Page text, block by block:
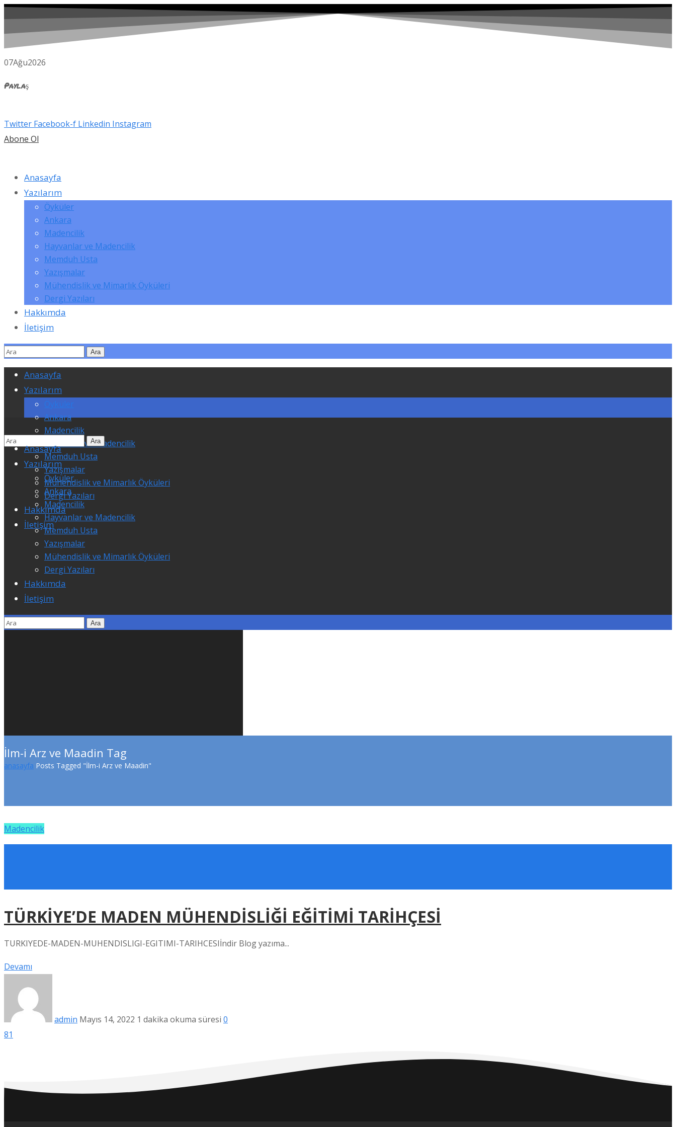
07Ağu2026
Paylaş
Twitter Facebook-f Linkedin Instagram
Abone Ol
Anasayfa
Yazılarım
Öyküler
Ankara
Madencilik
Hayvanlar ve Madencilik
Memduh Usta
Yazışmalar
Mühendislik ve Mimarlık Öyküleri
Dergi Yazıları
Hakkımda
İletişim
Anasayfa
Yazılarım
Öyküler
Ankara
Madencilik
Hayvanlar ve Madencilik
Memduh Usta
Yazışmalar
Mühendislik ve Mimarlık Öyküleri
Dergi Yazıları
Hakkımda
İletişim
Anasayfa
Yazılarım
Öyküler
Ankara
Madencilik
Hayvanlar ve Madencilik
Memduh Usta
Yazışmalar
Mühendislik ve Mimarlık Öyküleri
Dergi Yazıları
Hakkımda
İletişim
İlm-i Arz ve Maadin Tag
anasayfa Posts Tagged "İlm-i Arz ve Maadin"
Madencilik
TÜRKİYE’DE MADEN MÜHENDİSLİĞİ EĞİTİMİ TARİHÇESİ
TURKIYEDE-MADEN-MUHENDISLIGI-EGITIMI-TARIHCESIİndir Blog yazıma...
Devamı
admin Mayıs 14, 2022 1 dakika okuma süresi 0
81